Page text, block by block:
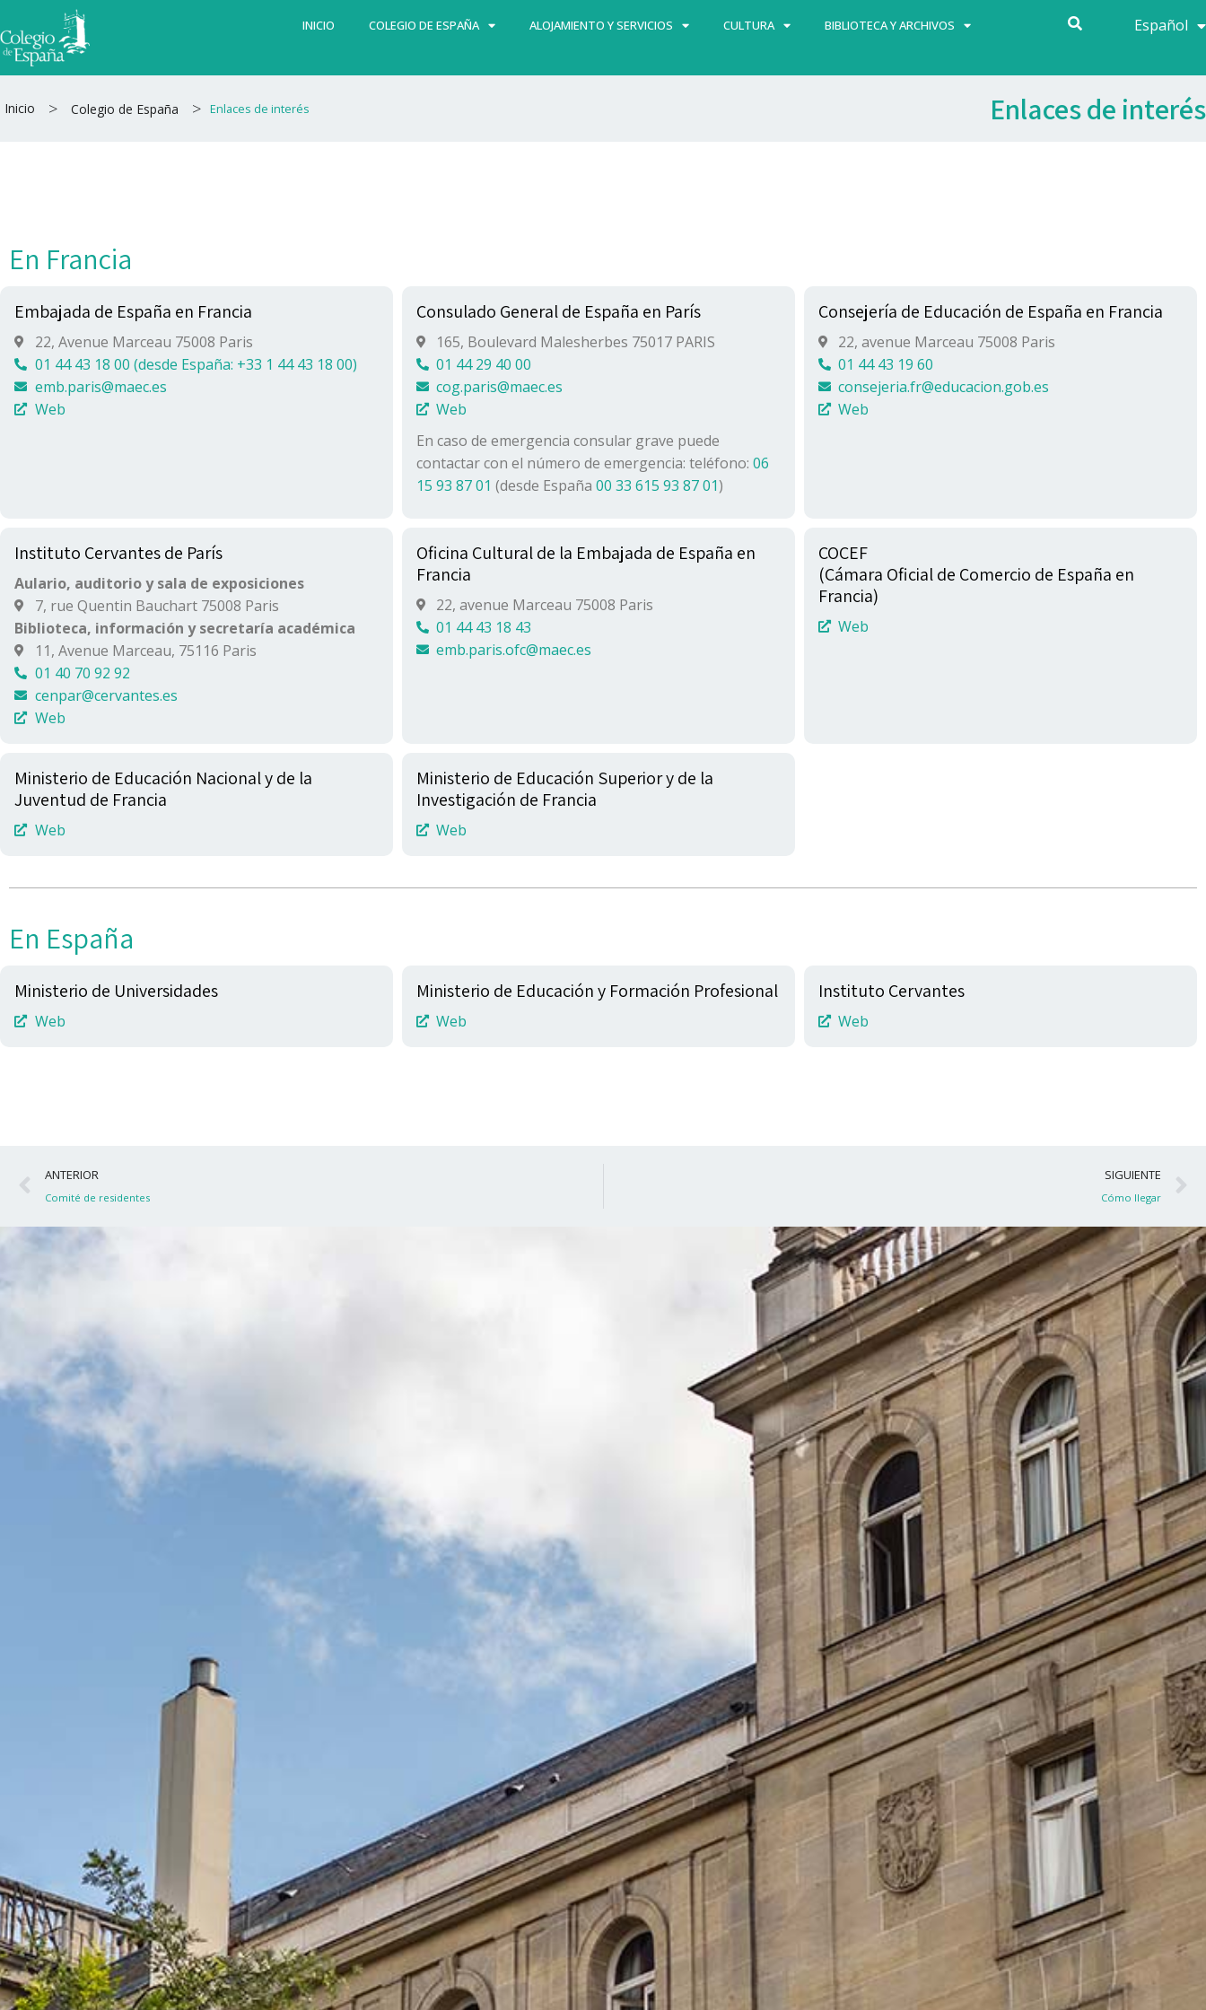
al
contenido
INICIO COLEGIO DE ESPAÑA ALOJAMIENTO Y SERVICIOS CULTURA BIBLIOTECA Y ARCHIVOS Español
Français
Inicio > Colegio de España > Enlaces de interés Enlaces de interés
En Francia
Embajada de España en Francia
22, Avenue Marceau 75008 Paris
01 44 43 18 00 (desde España: +33 1 44 43 18 00)
emb.paris@maec.es
Web
Consulado General de España en París
165, Boulevard Malesherbes 75017 PARIS
01 44 29 40 00
cog.paris@maec.es
Web
En caso de emergencia consular grave puede
contactar con el número de emergencia: teléfono: 06
15 93 87 01 (desde España 00 33 615 93 87 01)
Consejería de Educación de España en Francia
22, avenue Marceau 75008 Paris
01 44 43 19 60
consejeria.fr@educacion.gob.es
Web
Instituto Cervantes de París
Aulario, auditorio y sala de exposiciones
7, rue Quentin Bauchart 75008 Paris
Biblioteca, información y secretaría académica
11, Avenue Marceau, 75116 Paris
01 40 70 92 92
cenpar@cervantes.es
Web
Oficina Cultural de la Embajada de España en
Francia
22, avenue Marceau 75008 Paris
01 44 43 18 43
emb.paris.ofc@maec.es
COCEF
(Cámara Oficial de Comercio de España en
Francia)
Web
Ministerio de Educación Nacional y de la
Juventud de Francia
Web
Ministerio de Educación Superior y de la
Investigación de Francia
Web
En España
Ministerio de Universidades
Web
Ministerio de Educación y Formación Profesional
Web
Instituto Cervantes
Web
Ant
ANTERIOR
Comité de residentes
SIGUIENTE
Cómo llegar